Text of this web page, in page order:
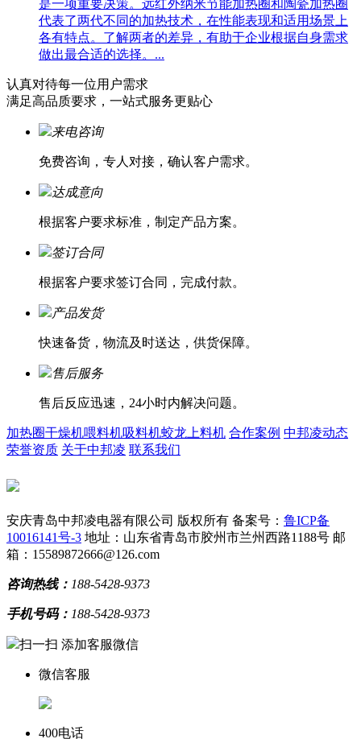
是一项重要决策。远红外纳米节能加热圈和陶瓷加热圈
代表了两代不同的加热技术，在性能表现和适用场景上
各有特点。了解两者的差异，有助于企业根据自身需求
做出最合适的选择。...
认真对待每一位用户需求
满足高品质要求，一站式服务更贴心
来电咨询
免费咨询，专人对接，确认客户需求。
达成意向
根据客户要求标准，制定产品方案。
签订合同
根据客户要求签订合同，完成付款。
产品发货
快速备货，物流及时送达，供货保障。
售后服务
售后反应迅速，24小时内解决问题。
加热圈干燥机喂料机吸料机蛟龙上料机 合作案例 中邦凌动态
荣誉资质 关于中邦凌 联系我们
安庆青岛中邦凌电器有限公司 版权所有 备案号： 鲁ICP备
10016141号-3 地址：山东省青岛市胶州市兰州西路1188号 邮
箱：15589872666@126.com
咨询热线： 188-5428-9373
手机号码： 188-5428-9373
扫一扫 添加客服微信
微信客服
400电话